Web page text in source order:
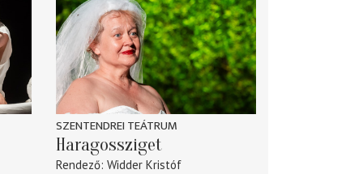
SZENTENDREI TEÁTRUM
Haragossziget
Rendező Widder Kristóf